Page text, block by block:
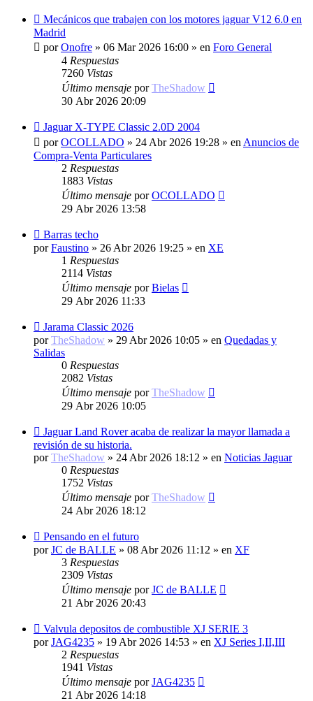
Nuevo
mensaje
Mecánicos que trabajen con los motores jaguar V12 6.0 en
Madrid
porOnofre » 06 Mar 2026 16:00 » en Foro General
4 Respuestas
7260 Vistas
Último mensaje porTheShadow
30 Abr 2026 20:09
Nuevo
mensaje
Jaguar X-TYPE Classic 2.0D 2004
porOCOLLADO » 24 Abr 2026 19:28 » en Anuncios de
Compra-Venta Particulares
2 Respuestas
1883 Vistas
Último mensaje porOCOLLADO
29 Abr 2026 13:58
Nuevo
mensaje
Barras techo
porFaustino » 26 Abr 2026 19:25 » en XE
1 Respuestas
2114 Vistas
Último mensaje porBielas
29 Abr 2026 11:33
Nuevo
mensaje
Jarama Classic 2026
porTheShadow » 29 Abr 2026 10:05 » en Quedadas y
Salidas
0 Respuestas
2082 Vistas
Último mensaje porTheShadow
29 Abr 2026 10:05
Nuevo
mensaje
Jaguar Land Rover acaba de realizar la mayor llamada a
revisión de su historia.
porTheShadow » 24 Abr 2026 18:12 » en Noticias Jaguar
0 Respuestas
1752 Vistas
Último mensaje porTheShadow
24 Abr 2026 18:12
Nuevo
mensaje
Pensando en el futuro
porJC de BALLE » 08 Abr 2026 11:12 » en XF
3 Respuestas
2309 Vistas
Último mensaje porJC de BALLE
21 Abr 2026 20:43
Nuevo
mensaje
Valvula depositos de combustible XJ SERIE 3
porJAG4235 » 19 Abr 2026 14:53 » en XJ Series I,II,III
2 Respuestas
1941 Vistas
Último mensaje porJAG4235
21 Abr 2026 14:18